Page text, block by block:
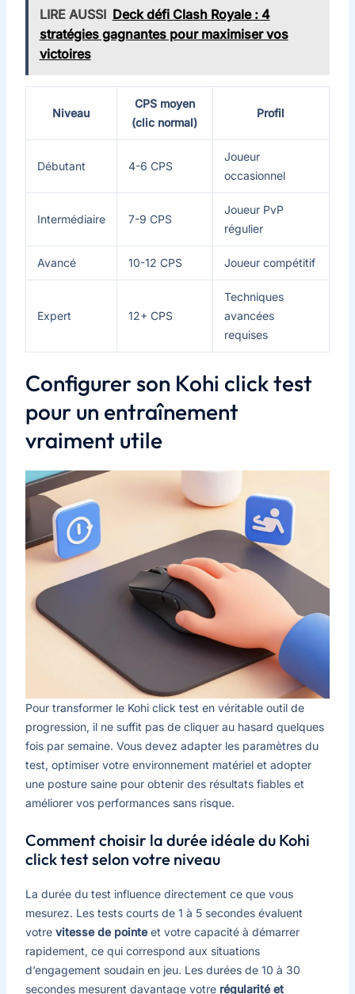
LIRE AUSSI Deck défi Clash Royale : 4
stratégies gagnantes pour maximiser vos
victoires
Niveau
CPS moyen
(clic normal)
Profil
Débutant 4-6 CPS
Joueur
occasionnel
Intermédiaire 7-9 CPS
Joueur PvP
régulier
Avancé 10-12 CPS Joueur compétitif
Expert 12+ CPS
Techniques
avancées
requises
Configurer son Kohi click test
pour un entraînement
vraiment utile
Pour transformer le Kohi click test en véritable outil de
progression, il ne suffit pas de cliquer au hasard quelques
fois par semaine. Vous devez adapter les paramètres du
test, optimiser votre environnement matériel et adopter
une posture saine pour obtenir des résultats fiables et
améliorer vos performances sans risque.
Comment choisir la durée idéale du Kohi
click test selon votre niveau
La durée du test influence directement ce que vous
mesurez. Les tests courts de 1 à 5 secondes évaluent
votre vitesse de pointeet votre capacité à démarrer
rapidement, ce qui correspond aux situations
d’engagement soudain en jeu. Les durées de 10 à 30
secondes mesurent davantage votre régularité et